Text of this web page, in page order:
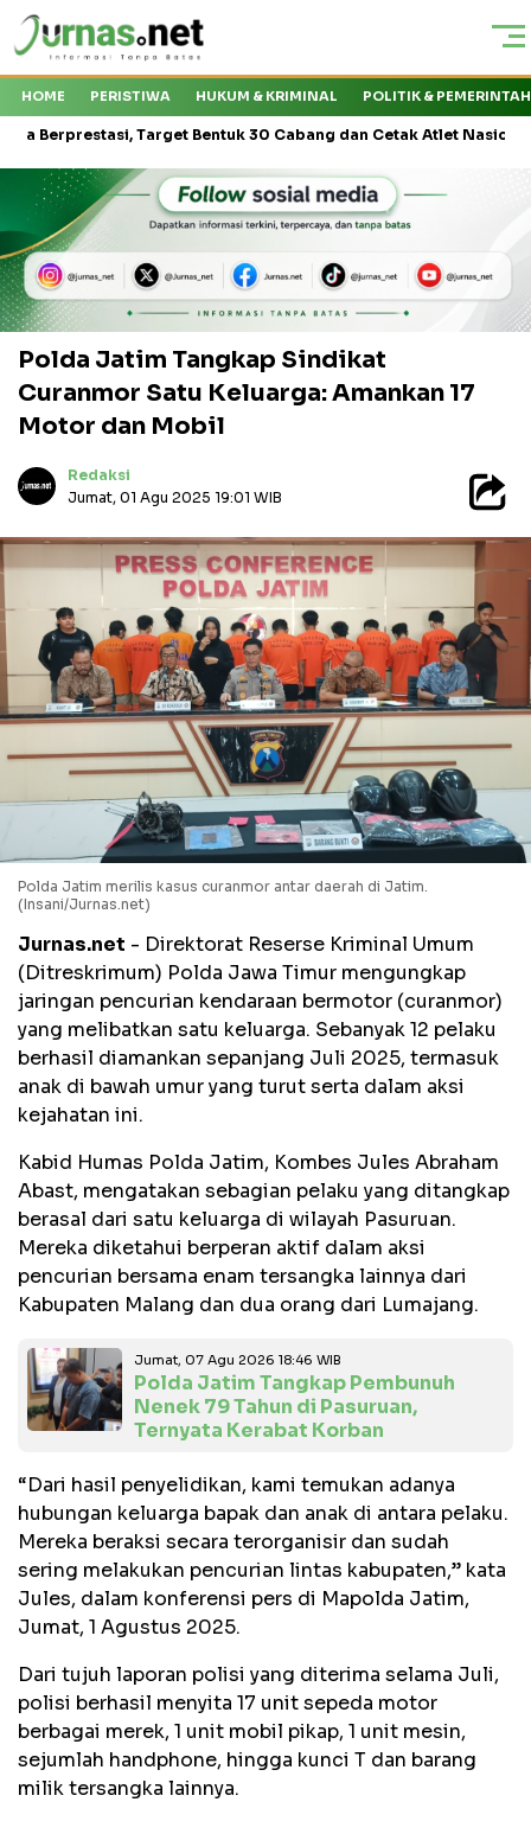
HOME PERISTIWA HUKUM & KRIMINAL POLITIK &
Target Bentuk 30 Cabang dan Cetak Atlet Nasional Kejati
Polda Jatim Tangkap Sindikat
Curanmor Satu Keluarga: Amankan 17
Motor dan Mobil
Redaksi
Jumat, 01 Agu 2025 19:01 WIB
Polda Jatim merilis kasus curanmor antar daerah di Jatim.
(Insani/Jurnas.net)
Jurnas.net - Direktorat Reserse Kriminal Umum
(Ditreskrimum) Polda Jawa Timur mengungkap
jaringan pencurian kendaraan bermotor (curanmor)
yang melibatkan satu keluarga. Sebanyak 12 pelaku
berhasil diamankan sepanjang Juli 2025, termasuk
anak di bawah umur yang turut serta dalam aksi
kejahatan ini.
Kabid Humas Polda Jatim, Kombes Jules Abraham
Abast, mengatakan sebagian pelaku yang ditangkap
berasal dari satu keluarga di wilayah Pasuruan.
Mereka diketahui berperan aktif dalam aksi
pencurian bersama enam tersangka lainnya dari
Kabupaten Malang dan dua orang dari Lumajang.
Jumat, 07 Agu 2026 18:46 WIB
Polda Jatim Tangkap Pembunuh
Nenek 79 Tahun di Pasuruan,
Ternyata Kerabat Korban
“Dari hasil penyelidikan, kami temukan adanya
hubungan keluarga bapak dan anak di antara pelaku.
Mereka beraksi secara terorganisir dan sudah
sering melakukan pencurian lintas kabupaten,” kata
Jules, dalam konferensi pers di Mapolda Jatim,
Jumat, 1 Agustus 2025.
Dari tujuh laporan polisi yang diterima selama Juli,
polisi berhasil menyita 17 unit sepeda motor
berbagai merek, 1 unit mobil pikap, 1 unit mesin,
sejumlah handphone, hingga kunci T dan barang
milik tersangka lainnya.